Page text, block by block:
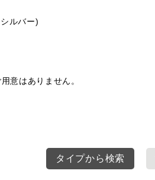
ルバー)
意はありません。
タイプから検索